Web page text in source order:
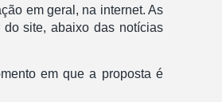
em geral, na internet. As
do site, abaixo das notícias
em que a proposta é